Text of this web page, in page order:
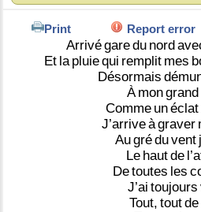
Print Report error
Arrivégaredu nord
Et la pluiequi remplit mes
Désormais
À mongrand
Comme unéclat
J’arriveàgraver
Augréduvent
Le hautde
Detoutes les
J’ai toujours
Tout, toutde